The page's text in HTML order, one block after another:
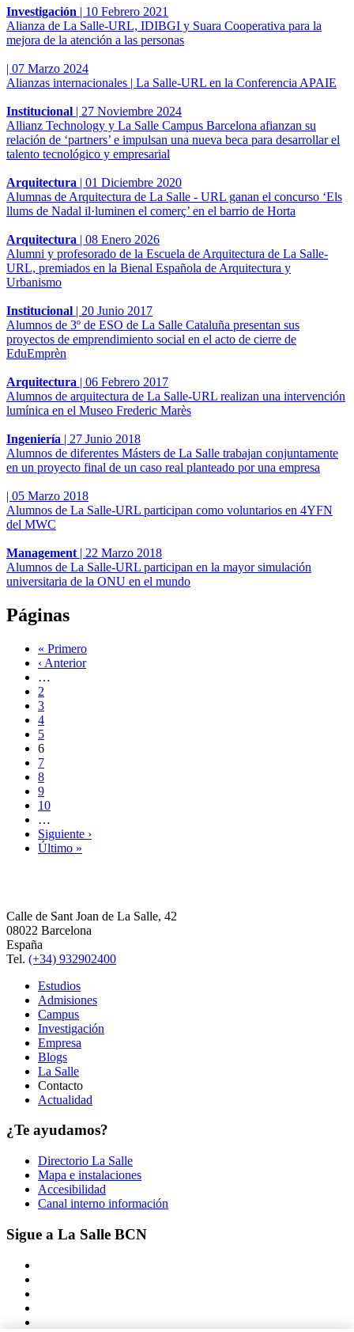
Investigación | 10 Febrero 2021
Alianza de La Salle-URL, IDIBGI y Suara Cooperativa para la
mejora de la atención a las personas
| 07 Marzo 2024
Alianzas internacionales | La Salle-URL en la Conferencia APAIE
Institucional | 27 Noviembre 2024
Allianz Technology y La Salle Campus Barcelona afianzan su
relación de ‘partners’ e impulsan una nueva beca para desarrollar el
talento tecnológico y empresarial
Arquitectura | 01 Diciembre 2020
Alumnas de Arquitectura de La Salle - URL ganan el concurso ‘Els
llums de Nadal il·luminen el comerç’ en el barrio de Horta
Arquitectura | 08 Enero 2026
Alumni y profesorado de la Escuela de Arquitectura de La Salle-
URL, premiados en la Bienal Española de Arquitectura y
Urbanismo
Institucional | 20 Junio 2017
Alumnos de 3º de ESO de La Salle Cataluña presentan sus
proyectos de emprendimiento social en el acto de cierre de
EduEmprèn
Arquitectura | 06 Febrero 2017
Alumnos de arquitectura de La Salle-URL realizan una intervención
lumínica en el Museo Frederic Marès
Ingeniería | 27 Junio 2018
Alumnos de diferentes Másters de La Salle trabajan conjuntamente
en un proyecto final de un caso real planteado por una empresa
| 05 Marzo 2018
Alumnos de La Salle-URL participan como voluntarios en 4YFN
del MWC
Management | 22 Marzo 2018
Alumnos de La Salle-URL participan en la mayor simulación
universitaria de la ONU en el mundo
Páginas
« Primero
‹ Anterior
…
2
3
4
5
6
7
8
9
10
…
Siguiente ›
Último »
Calle de Sant Joan de La Salle, 42
08022 Barcelona
España
Tel. (+34) 932902400
Estudios
Admisiones
Campus
Investigación
Empresa
Blogs
La Salle
Contacto
Actualidad
¿Te ayudamos?
Directorio La Salle
Mapa e instalaciones
Accesibilidad
Canal interno información
Sigue a La Salle BCN